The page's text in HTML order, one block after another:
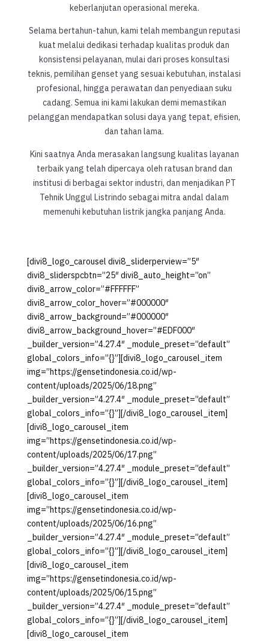
keberlanjutan operasional mereka.
Selama bertahun-tahun, kami telah membangun reputasi
kuat melalui dedikasi terhadap kualitas produk dan
konsistensi pelayanan, mulai dari proses konsultasi
teknis, pemilihan genset yang sesuai kebutuhan, instalasi
profesional, hingga perawatan dan penyediaan suku
cadang. Semua ini kami lakukan demi memastikan
pelanggan mendapatkan solusi daya yang tepat, efisien,
dan tahan lama.
Kini saatnya Anda merasakan langsung kualitas layanan
terbaik yang telah dipercaya oleh ratusan brand dan
institusi di berbagai sektor industri, dan menjadikan PT
Tehnik Unggul Listrindo sebagai mitra andal dalam
memenuhi kebutuhan listrik jangka panjang Anda.
[divi8_logo_carousel divi8_sliderperview=”5″
divi8_sliderspcbtn=”25″ divi8_auto_height=”on”
divi8_arrow_color=”#FFFFFF”
divi8_arrow_color_hover=”#000000″
divi8_arrow_background=”#000000″
divi8_arrow_background_hover=”#EDF000″
_builder_version=”4.27.4″ _module_preset=”default”
global_colors_info=”{}”][divi8_logo_carousel_item
img=”https://gensetindonesia.co.id/wp-
content/uploads/2025/06/18.png”
_builder_version=”4.27.4″ _module_preset=”default”
global_colors_info=”{}”][/divi8_logo_carousel_item]
[divi8_logo_carousel_item
img=”https://gensetindonesia.co.id/wp-
content/uploads/2025/06/17.png”
_builder_version=”4.27.4″ _module_preset=”default”
global_colors_info=”{}”][/divi8_logo_carousel_item]
[divi8_logo_carousel_item
img=”https://gensetindonesia.co.id/wp-
content/uploads/2025/06/16.png”
_builder_version=”4.27.4″ _module_preset=”default”
global_colors_info=”{}”][/divi8_logo_carousel_item]
[divi8_logo_carousel_item
img=”https://gensetindonesia.co.id/wp-
content/uploads/2025/06/15.png”
_builder_version=”4.27.4″ _module_preset=”default”
global_colors_info=”{}”][/divi8_logo_carousel_item]
[divi8_logo_carousel_item